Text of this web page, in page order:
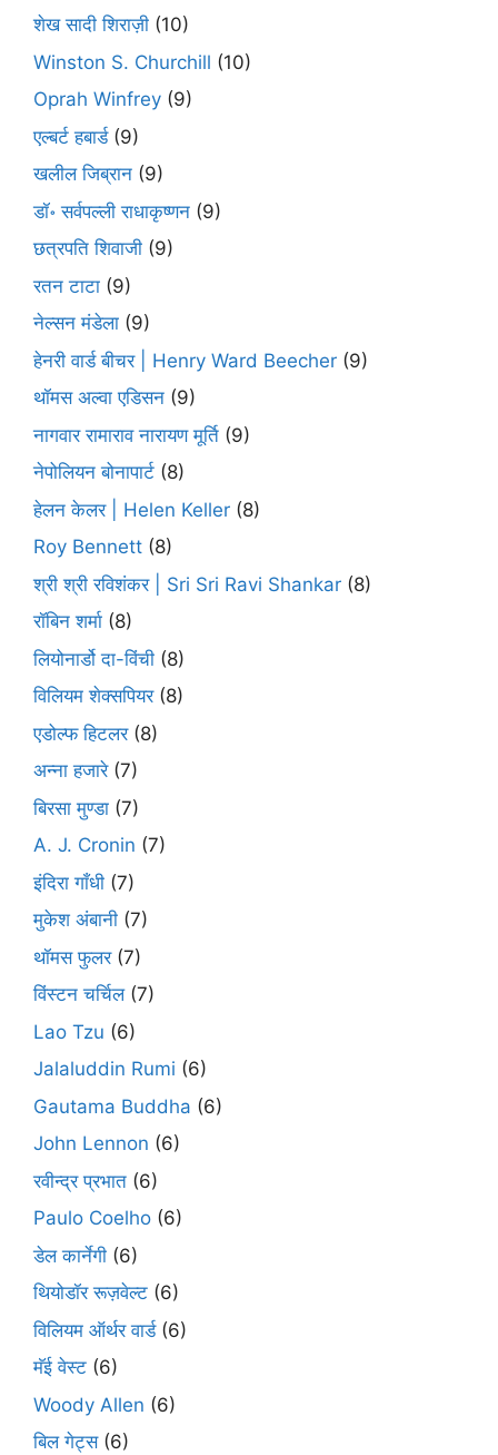
शेख सादी शिराज़ी (10)
Winston S. Churchill (10)
Oprah Winfrey (9)
एल्बर्ट हबार्ड(9)
खलील जिब्रान (9)
डॉ॰ सर्वपल्ली राधाकृष्णन (9)
छत्रपति शिवाजी (9)
रतन टाटा (9)
नेल्सन मंडेला (9)
हेनरी वार्ड बीचर | Henry Ward Beecher (9)
थॉमस अल्वा एडिसन (9)
नागवार रामाराव नारायण मूर्ति (9)
नेपोलियन बोनापार्ट (8)
हेलन केलर | Helen Keller (8)
Roy Bennett (8)
श्री श्री रविशंकर | Sri Sri Ravi Shankar (8)
रॉबिन शर्मा (8)
लियोनार्डो दा-विंची (8)
विलियम शेक्सपियर(8)
एडोल्फ हिटलर(8)
अन्ना हजारे(7)
बिरसा मुण्डा (7)
A. J. Cronin (7)
इंदिरा गाँधी (7)
मुकेश अंबानी (7)
थॉमस फुलर(7)
विंस्टन चर्चिल(7)
Lao Tzu (6)
Jalaluddin Rumi (6)
Gautama Buddha (6)
John Lennon (6)
रवीन्द्र प्रभात (6)
Paulo Coelho (6)
डेल कार्नेगी (6)
थियोडॉर रूज़वेल्ट (6)
विलियम ऑर्थर वार्ड(6)
मॅई वेस्ट (6)
Woody Allen (6)
बिल गेट्स(6)